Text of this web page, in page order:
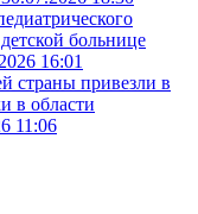
больнице
16:01
страны привезли в
в области
11:06